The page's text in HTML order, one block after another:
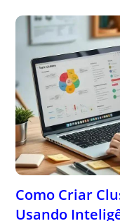
Como Criar
Usando